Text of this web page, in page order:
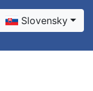
Slovensky